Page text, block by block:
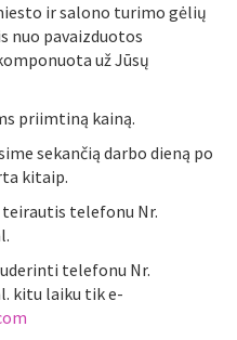
ir salono turimo gėlių
nuo pavaizduotos
už Jūsų
priimtiną kainą.
sekančią darbo dieną po
kitaip.
telefonu Nr.
telefonu Nr.
kitu laiku tik e-